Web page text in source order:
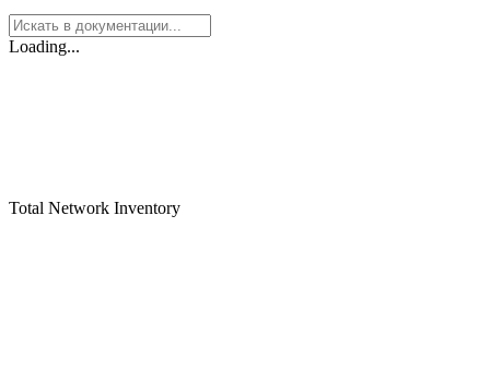
Loading...
Total Network Inventory